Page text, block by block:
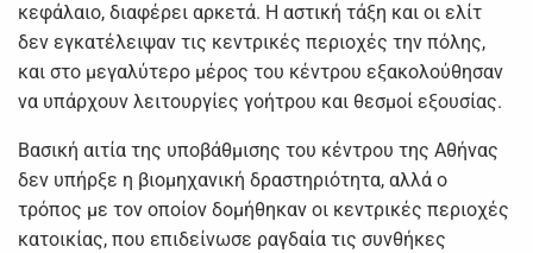
κεφάλαιο, διαφέρει αρκετά. Η αστική τάξη και οι ελίτ
δεν εγκατέλειψαν τις κεντρικές περιοχές την πόλης,
και στο μεγαλύτερο μέρος του κέντρου εξακολούθησαν
να υπάρχουν λειτουργίες γοήτρου και θεσμοί εξουσίας.
Βασική αιτία της υποβάθμισης του κέντρου της Αθήνας
δεν υπήρξε η βιομηχανική δραστηριότητα, αλλά ο
τρόπος με τον οποίον δομήθηκαν οι κεντρικές περιοχές
κατοικίας, που επιδείνωσε ραγδαία τις συνθήκες